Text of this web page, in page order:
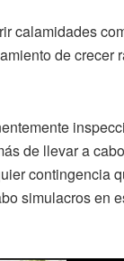
calamidades
de
de llevar a
contingencia
simulacros en